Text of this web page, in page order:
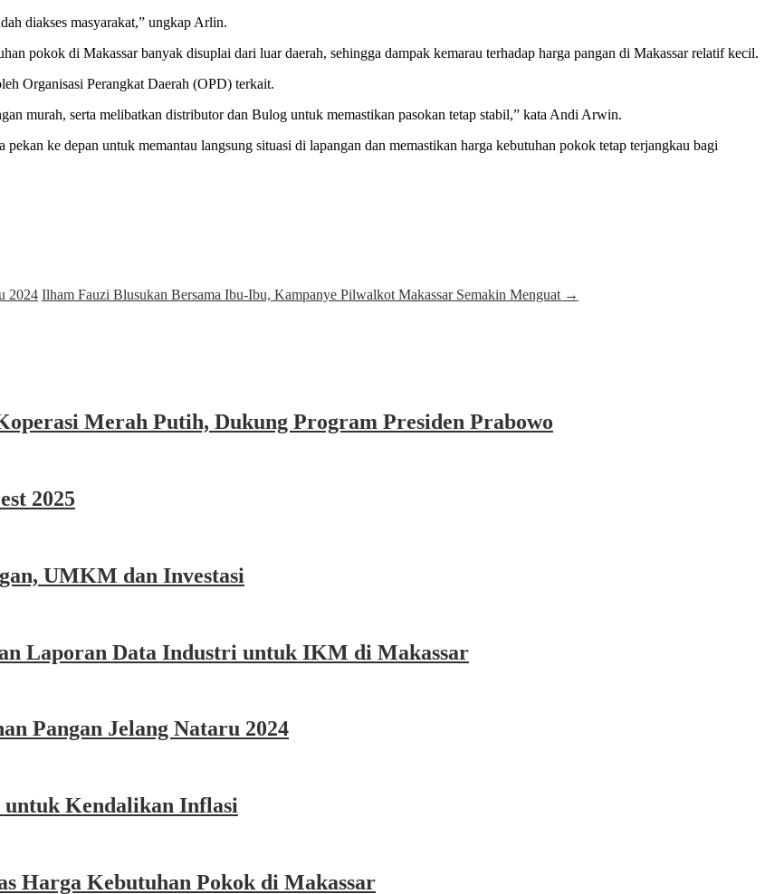
diakses masyarakat,” ungkap Arlin.
pokok di Makassar banyak disuplai dari luar daerah, sehingga dampak kemarau terhadap harga pangan di Makassar relatif kecil.
Organisasi Perangkat Daerah (OPD) terkait.
murah, serta melibatkan distributor dan Bulog untuk memastikan pasokan tetap stabil,” kata Andi Arwin.
ke depan untuk memantau langsung situasi di lapangan dan memastikan harga kebutuhan pokok tetap terjangkau bagi
2024 Ilham Fauzi Blusukan Bersama Ibu-Ibu, Kampanye Pilwalkot Makassar Semakin Menguat →
Merah Putih, Dukung Program Presiden Prabowo
2025
UMKM dan Investasi
Laporan Data Industri untuk IKM di Makassar
Pangan Jelang Nataru 2024
untuk Kendalikan Inflasi
Harga Kebutuhan Pokok di Makassar